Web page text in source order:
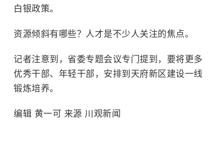
白银政策。
资源倾斜有哪些？人才是不少人关注的焦点。
记者注意到，省委专题会议专门提到，要将更多
优秀干部、年轻干部，安排到天府新区建设一线
锻炼培养。
编辑 黄一可 来源 川观新闻